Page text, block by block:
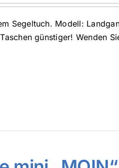
Segeltuch. Modell:
günstiger! Wenden